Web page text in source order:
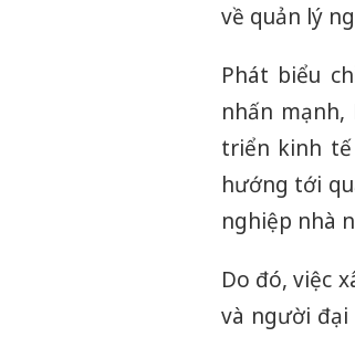
về quản lý
Phát biểu
nhấn mạnh,
triển kinh
hướng tới
nghiệp nhà
Do đó, việc
và người